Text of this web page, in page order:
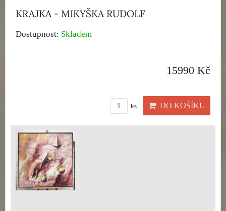
KRAJKA - MIKYŠKA RUDOLF
Dostupnost: Skladem
15990 Kč
ks DO KOŠÍKU